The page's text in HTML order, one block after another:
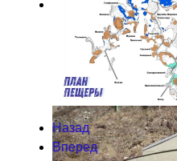
Назад
Вперед